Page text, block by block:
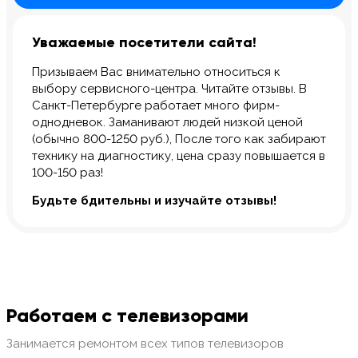
Уважаемые посетители сайта!
Призываем Вас внимательно относиться к
выбору сервисного-центра. Читайте отзывы. В
Санкт-Петербурге работает много фирм-
однодневок. Заманивают людей низкой ценой
(обычно 800-1250 руб.), После того как забирают
технику на диагностику, цена сразу повышается в
100-150 раз!
Будьте бдительны и изучайте отзывы!
Работаем с телевизорами
Занимается ремонтом всех типов телевизоров